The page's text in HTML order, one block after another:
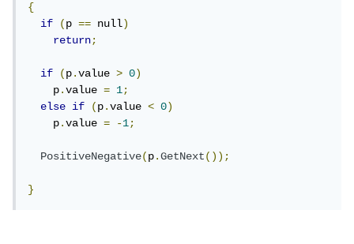
{
if
(p == null)
return;
if (p.value > 0)
    p
.value = 1;
else
if (p.value < 0)
    p
.value = -1;
PositiveNegative(p.GetNext());
}